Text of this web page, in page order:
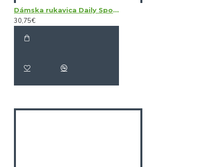
Dámska rukavica Daily Sports Sun Glove LH
30,75€